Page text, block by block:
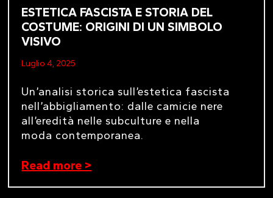
ESTETICA FASCISTA E STORIA DEL
COSTUME: ORIGINI DI UN SIMBOLO
VISIVO
Luglio 4, 2025
Un’analisi storica sull’estetica fascista
nell’abbigliamento: dalle camicie nere
all’eredità nelle subculture e nella
moda contemporanea.
Read more >